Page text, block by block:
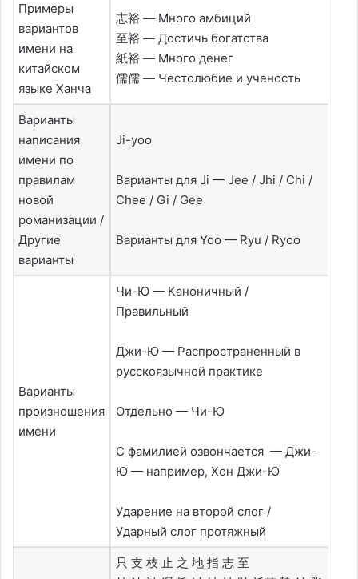
Примеры
вариантов
имени на
китайском
языке Ханча
志裕 — Много амбиций
至裕 — Достичь богатства
紙裕 — Много денег
儒儒 — Честолюбие и ученость
Варианты
написания
имени по
правилам
новой
романизации /
Другие
варианты
Ji-yoo
Варианты для Ji — Jee / Jhi / Chi /
Chee / Gi / Gee
Варианты для Yoo — Ryu / Ryoo
Варианты
произношения
имени
Чи-Ю — Каноничный /
Правильный
Джи-Ю — Распространенный в
русскоязычной практике
Отдельно — Чи-Ю
С фамилией озвончается — Джи-
Ю — например, Хон Джи-Ю
Ударение на второй слог /
Ударный слог протяжный
只 支 枝 止 之 地 指 志 至